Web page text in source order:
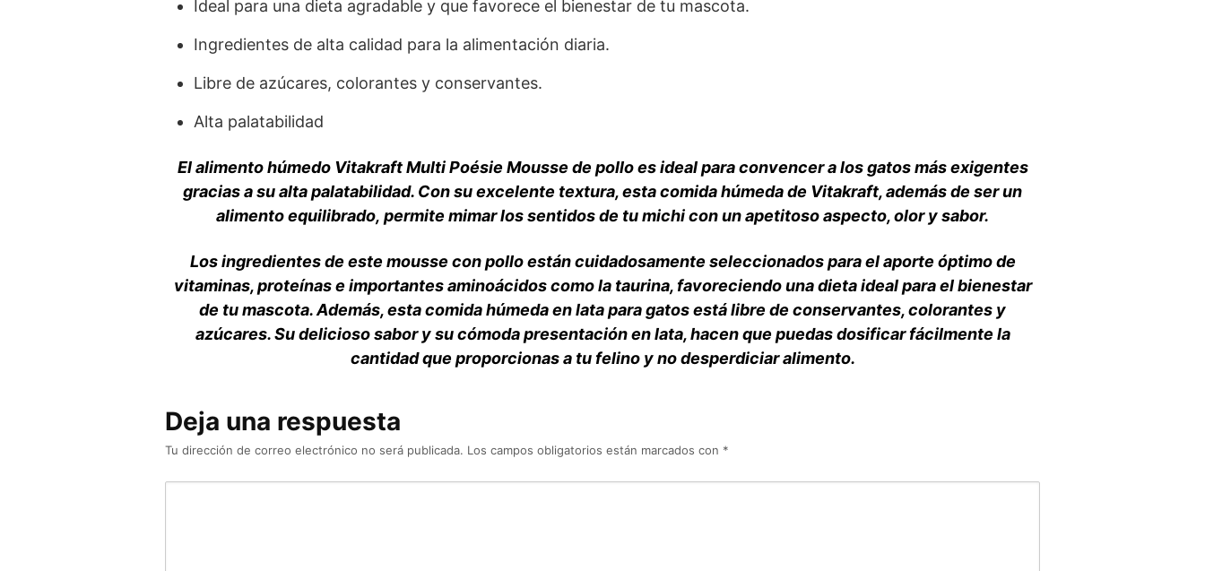
Ideal para una dieta agradable y que favorece el bienestar de tu mascota.
Ingredientes de alta calidad para la alimentación diaria.
Libre de azúcares, colorantes y conservantes.
Alta palatabilidad
El alimento húmedo Vitakraft Multi Poésie Mousse de pollo es ideal para convencer a los gatos más exigentes
gracias a su alta palatabilidad. Con su excelente textura, esta comida húmeda de Vitakraft, además de ser un
alimento equilibrado, permite mimar los sentidos de tu michi con un apetitoso aspecto, olor y sabor.
Los ingredientes de este mousse con pollo están cuidadosamente seleccionados para el aporte óptimo de
vitaminas, proteínas e importantes aminoácidos como la taurina, favoreciendo una dieta ideal para el bienestar
de tu mascota. Además, esta comida húmeda en lata para gatos está libre de conservantes, colorantes y
azúcares. Su delicioso sabor y su cómoda presentación en lata, hacen que puedas dosificar fácilmente la
cantidad que proporcionas a tu felino y no desperdiciar alimento.
Deja una respuesta
Tu dirección de correo electrónico no será publicada. Los campos obligatorios están marcados con *